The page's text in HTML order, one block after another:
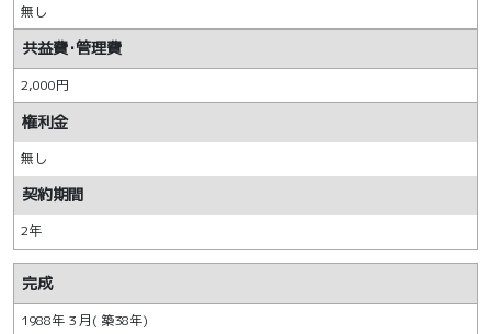
無し
共益費･管理費
2,000円
権利金
無し
契約期間
2年
完成
1988年 3 月( 築38年)